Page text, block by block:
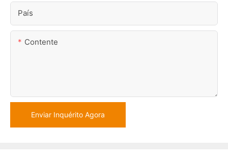
País
Contente
Enviar Inquérito Agora